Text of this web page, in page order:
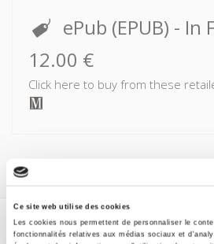
Ce site web utilise des cookies
Les cookies nous permettent de personnaliser le
fonctionnalités relatives aux médias sociaux et
ePub (EPUB) - In
12.00 €
Click here to buy from these
Specifications